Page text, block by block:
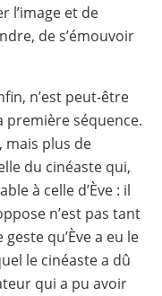
l’image et de
de s’émouvoir
n’est peut-être
première séquence.
mais plus de
du cinéaste qui,
à celle d’Ève : il
n’est pas tant
qu’Ève a eu le
le cinéaste a dû
qui a pu avoir